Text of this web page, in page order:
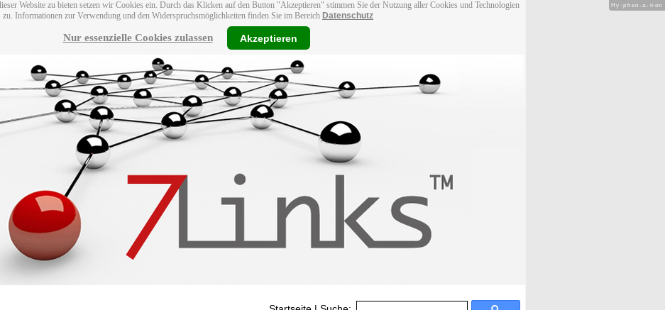
Website zu bieten setzen wir Cookies ein. Durch das Klicken auf den Button "Akzeptieren" stimmen Sie der Nutzung aller Cookies und Technologien
zu. Informationen zur Verwendung und den Widerspruchsmöglichkeiten finden Sie im Bereich Datenschutz
Nur essenzielle Cookies zulassen Akzeptieren
Hy-phen-a-tion